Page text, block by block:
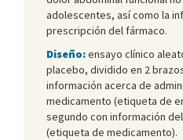
adolescentes, así como la
prescripción del fármaco.
Diseño:ensayo clínico
placebo, dividido en 2
información acerca de
medicamento (etiqueta de
segundo con información
(etiqueta de medicamento).